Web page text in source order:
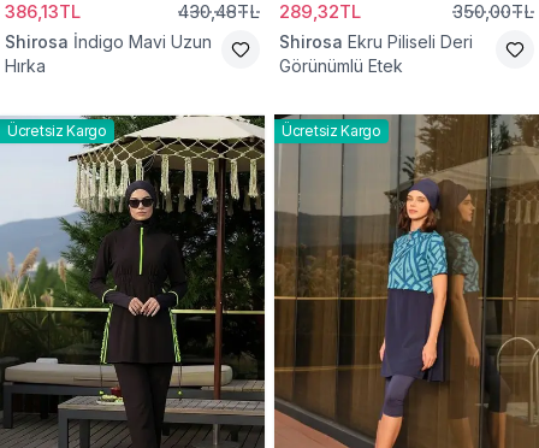
386,13TL 430,48TL
Shirosa İndigo Mavi Uzun
Hırka
289,32TL 350,00TL
Shirosa Ekru Piliseli Deri
Görünümlü Etek
Ücretsiz Kargo Ücretsiz Kargo